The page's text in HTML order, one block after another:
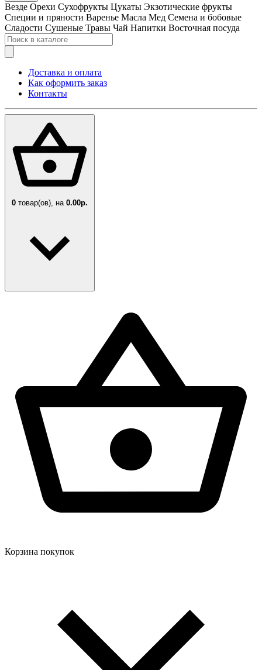
Везде Орехи Сухофрукты Цукаты Экзотические фрукты
Специи и пряности Варенье Масла Мед Семена и бобовые
Сладости Сушеные Травы Чай Напитки Восточная посуда
Доставка и оплата
Как оформить заказ
Контакты
0 товар(ов), на 0.00р.
Корзина покупок